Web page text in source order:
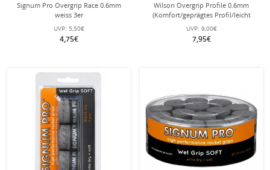
Signum Pro Overgrip Race 0.6mm
weiss 3er
UVP: 5,50€
4,75€
Wilson Overgrip Profile 0.6mm
(Komfort/geprägtes Profil/leicht
haftend) weiss 3er
UVP: 9,00€
7,95€